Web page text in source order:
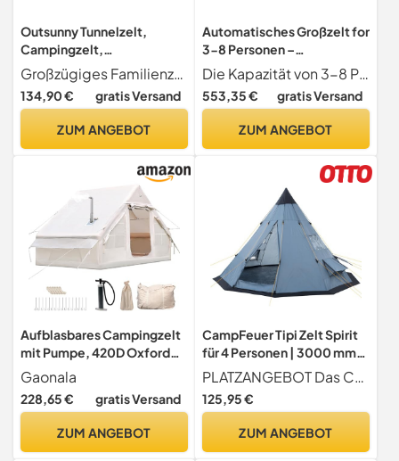
Outsunny Tunnelzelt,
Campingzelt,
Wasserabweisend
Familienzelt für 6 Personen,
Festivalzelt mit Fenster,
Terrasse, Blau
Großzügiges Familienzelt Unser wasserdichtes Zelt bietet Platz für 5 bis 6 Personen und verfügt über einen separaten Vorraum, um Schuhe und Ausrüstung zu verstauen. So bleibt Ihr Schlafplatz sauber und trocken
134,90 € gratis Versand
ZUM ANGEBOT
Automatisches Großzelt for
3-8 Personen –
Schnellaufbaubares
Doppelhallen-Firstzelt mit
Vordach for
um Pole)
Die Kapazität von 3-8 Personen ermöglicht flexible Gruppengrößen und ist ideal for Familienabenteuer und Outdoor-Aufenthalte in kleinen Gruppen.
553,35 € gratis Versand
ZUM ANGEBOT
Aufblasbares Campingzelt
mit Pumpe, 420D Oxford
Glamping Aufblasbares Zelt
für Camping, Wasserdicht
bis 3100MM, 4 Saison
Mesh,4 Personen/mit
Gaonala
228,65 € gratis Versand
ZUM ANGEBOT
CampFeuer Tipi Zelt Spirit
für 4 Personen | 3000 mm
Wassersäule | Grau |
Indianerzelt für Camping,
Wandern, Firstzelt,
Festivalzelt, Gruppenzelt,
PLATZANGEBOT Das CampFeuer Tipi Zelt ist perfekt für Familien und Gruppen bis 4 Personen geeignet. Mit seinen großzügigen Außenmaßen von ca. 365 x 365 x 250 cm und der komfortablen Stehhöhe bietet es ausreichend Bewegungsfreiheit. Die große Schlafkabine sorgt für erholsame Nächte, während der breite Eingang einen bequemen Zugang garantiert ideal für Campingausflüge, Festivals oder längere Touren in der Natur.
125,95 €
ZUM ANGEBOT